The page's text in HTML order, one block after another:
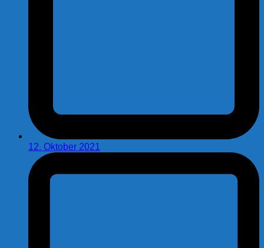
12. Oktober 2021